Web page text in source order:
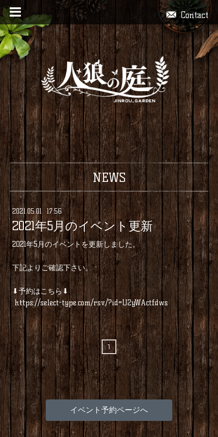
Contact
NEWS
2021 05.01 17:56
2021年5月のイベント更新
2021年5月のイベントを更新しました。
下記よりご確認下さい。
⬇︎予約はこちら⬇︎
‬ https://select-type.com/rsv/?id=U2yWActfdws
1
イベント予約ページへ